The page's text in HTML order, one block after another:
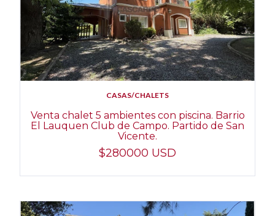
CASAS/CHALETS
Venta chalet 5 ambientes con piscina. Barrio
El Lauquen Club de Campo. Partido de San
Vicente.
$280000 USD